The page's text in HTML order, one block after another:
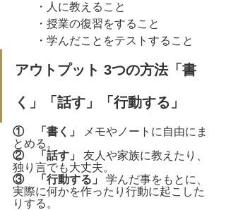
・人に教えること
・授業の復習をすること
・学んだことをテストすること
アウトプット 3つの方法「書
く」「話す」「行動する」
①　「書く」
メモやノートに自由にま
とめる。
②　「話す」 友人や家族に教えたり、
独り言でも大丈夫。
③　「行動する」 学んだ事をもとに、
実際に何かを作ったり行動に起こした
りする。